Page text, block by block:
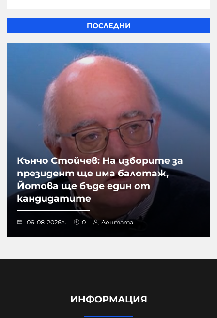
ПОСЛЕДНИ
Кънчо Стойчев: На изборите за
президент ще има балотаж,
Йотова ще бъде един от
кандидатите
06-08-2026г. 0 Лентата
ИНФОРМАЦИЯ